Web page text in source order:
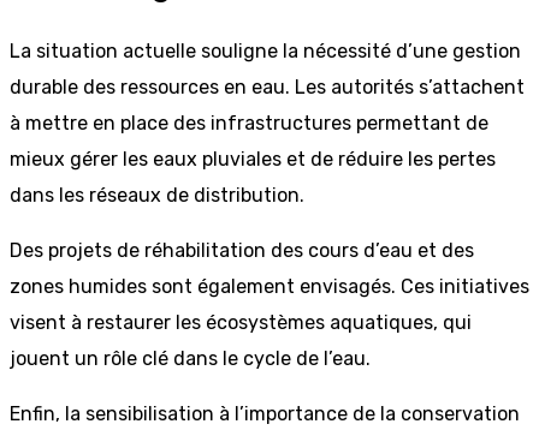
La situation actuelle souligne la nécessité d’une gestion
durable des ressources en eau. Les autorités s’attachent
à mettre en place des infrastructures permettant de
mieux gérer les eaux pluviales et de réduire les pertes
dans les réseaux de distribution.
Des projets de réhabilitation des cours d’eau et des
zones humides sont également envisagés. Ces initiatives
visent à restaurer les écosystèmes aquatiques, qui
jouent un rôle clé dans le cycle de l’eau.
Enfin, la sensibilisation à l’importance de la conservation